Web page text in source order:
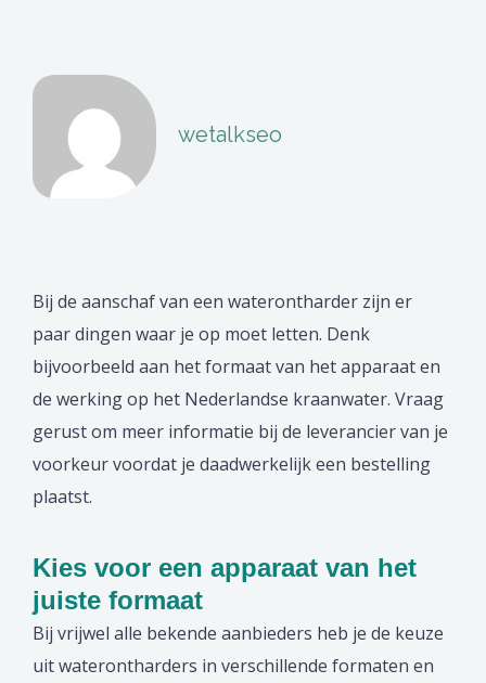
wetalkseo
Bij de aanschaf van een waterontharder zijn er
paar dingen waar je op moet letten. Denk
bijvoorbeeld aan het formaat van het apparaat en
de werking op het Nederlandse kraanwater. Vraag
gerust om meer informatie bij de leverancier van je
voorkeur voordat je daadwerkelijk een bestelling
plaatst.
Kies voor een apparaat van het
juiste formaat
Bij vrijwel alle bekende aanbieders heb je de keuze
uit waterontharders in verschillende formaten en